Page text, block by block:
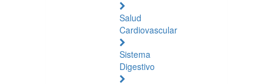
Salud
Cardiovascular
Sistema
Digestivo